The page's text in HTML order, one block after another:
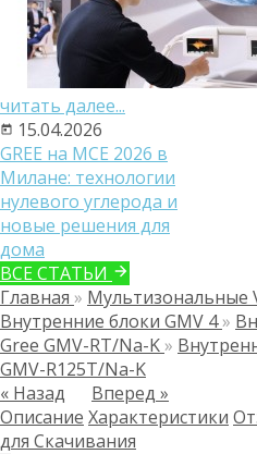
читать далее...
15.04.2026
GREE на MCE 2026 в
Милане: технологии
нулевого углерода и
новые решения для
дома
ВСЕ СТАТЬИ
Главная » Мультизональные
Внутренние блоки GMV 4»
Gree GMV-RT/Na-K»
GMV-R125T/Na-K
« Назад
Вперед »
Описание Характеристики
для Скачивания